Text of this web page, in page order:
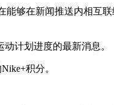
能够在新闻推送内相互
计划进度的最新消息。
积分。